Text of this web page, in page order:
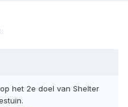
het 2e doel van Shelter